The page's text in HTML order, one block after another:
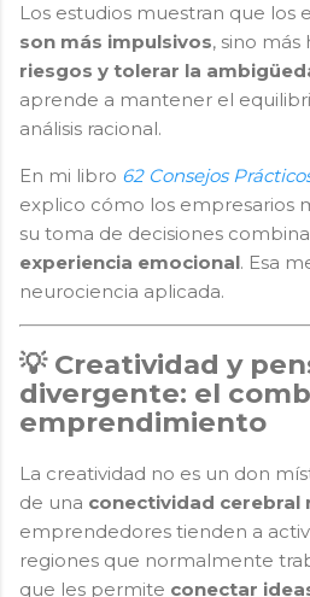
Los estudios muestran que los
son más impulsivos, sino más
riesgos y tolerar la
aprende a mantener el
análisis racional.
En mi libro 62 Consejos
explico cómo los empresarios
su toma de decisiones
experiencia emocional. Esa
neurociencia aplicada.
💡 Creatividad y
divergente: el
emprendimiento
La creatividad no es un don
de una conectividad cerebral
emprendedores tienden a
regiones que normalmente
que les permite conectar